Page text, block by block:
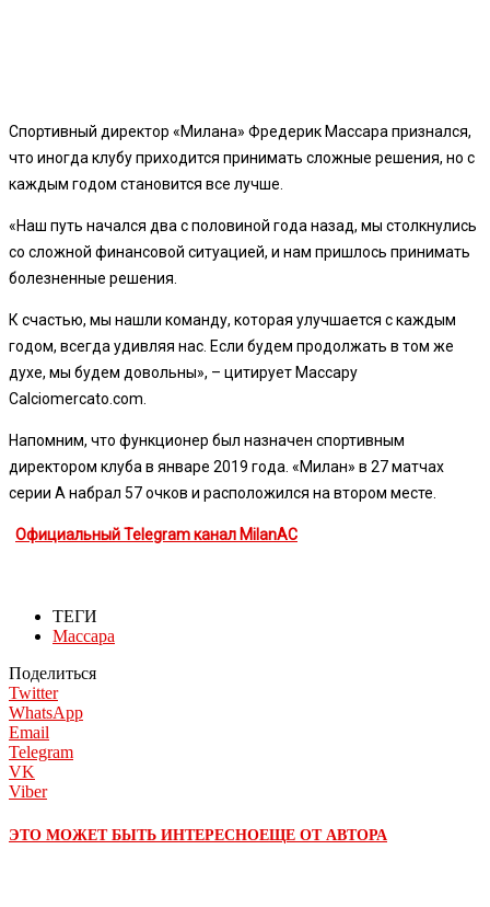
Спортивный директор «Милана» Фредерик Массара признался,
что иногда клубу приходится принимать сложные решения, но с
каждым годом становится все лучше.
«Наш путь начался два с половиной года назад, мы столкнулись
со сложной финансовой ситуацией, и нам пришлось принимать
болезненные решения.
К счастью, мы нашли команду, которая улучшается с каждым
годом, всегда удивляя нас. Если будем продолжать в том же
духе, мы будем довольны», – цитирует Массару
Calciomercato.com.
Напомним, что функционер был назначен спортивным
директором клуба в январе 2019 года. «Милан» в 27 матчах
серии А набрал 57 очков и расположился на втором месте.
Официальный Telegram канал MilanAC
ТЕГИ
Массара
Поделиться
Twitter
WhatsApp
Email
Telegram
VK
Viber
ЭТО МОЖЕТ БЫТЬ ИНТЕРЕСНОЕЩЕ ОТ АВТОРА